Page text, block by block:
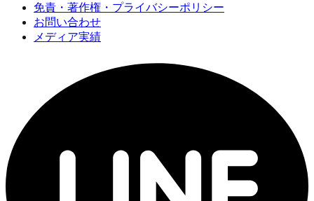
免責・著作権・プライバシーポリシー
お問い合わせ
メディア実績